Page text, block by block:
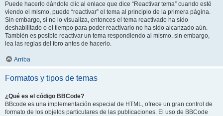
Puede hacerlo dándole clic al enlace que dice “Reactivar tema” cuando esté
viendo el mismo, puede “reactivar” el tema al principio de la primera página.
Sin embargo, si no lo visualiza, entonces el tema reactivado ha sido
deshabilitado o el tiempo para poder reactivarlo no ha sido alcanzado aún.
También es posible reactivar un tema respondiendo al mismo, sin embargo,
lea las reglas del foro antes de hacerlo.
Arriba
Formatos y tipos de temas
¿Qué es el código BBCode?
BBcode es una implementación especial de HTML, ofrece un gran control de
formato de los objetos particulares de las publicaciones. El uso de BBCode